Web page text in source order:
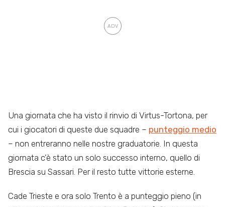
Una giornata che ha visto il rinvio di Virtus-Tortona, per
cui i giocatori di queste due squadre – punteggio medio
– non entreranno nelle nostre graduatorie. In questa
giornata c’è stato un solo successo interno, quello di
Brescia su Sassari. Per il resto tutte vittorie esterne.
Cade Trieste e ora solo Trento è a punteggio pieno (in